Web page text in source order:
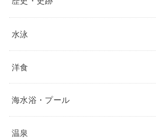
水泳
洋食
海水浴・プール
温泉